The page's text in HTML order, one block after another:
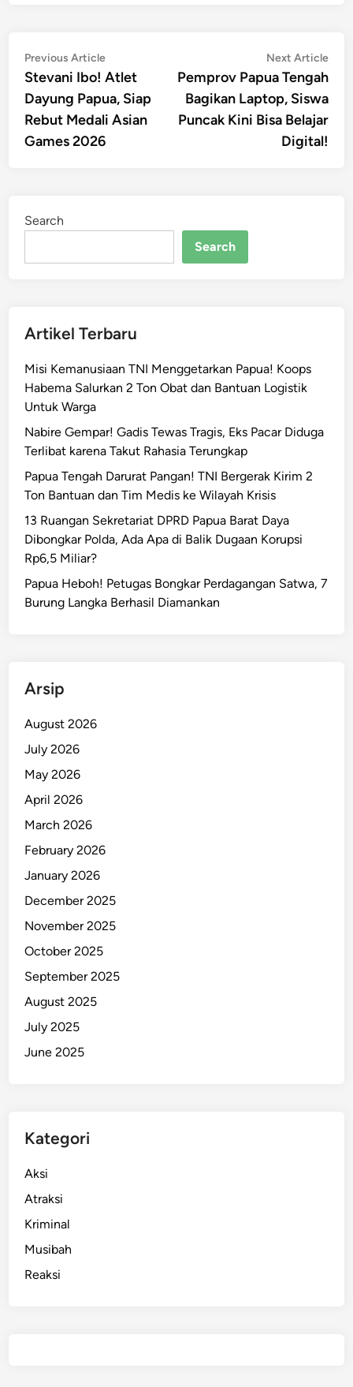
Post
navigation
Previous ArticlePrevious
article:
Stevani Ibo! Atlet
Dayung Papua, Siap
Rebut Medali Asian
Games 2026
Next Article
Pemprov Papua Tengah
Bagikan Laptop, Siswa
Puncak Kini Bisa Belajar
Digital!
Search
Search
Artikel Terbaru
Misi Kemanusiaan TNI Menggetarkan Papua! Koops
Habema Salurkan 2 Ton Obat dan Bantuan Logistik
Untuk Warga
Nabire Gempar! Gadis Tewas Tragis, Eks Pacar Diduga
Terlibat karena Takut Rahasia Terungkap
Papua Tengah Darurat Pangan! TNI Bergerak Kirim 2
Ton Bantuan dan Tim Medis ke Wilayah Krisis
13 Ruangan Sekretariat DPRD Papua Barat Daya
Dibongkar Polda, Ada Apa di Balik Dugaan Korupsi
Rp6,5 Miliar?
Papua Heboh! Petugas Bongkar Perdagangan Satwa, 7
Burung Langka Berhasil Diamankan
Arsip
August 2026
July 2026
May 2026
April 2026
March 2026
February 2026
January 2026
December 2025
November 2025
October 2025
September 2025
August 2025
July 2025
June 2025
Kategori
Aksi
Atraksi
Kriminal
Musibah
Reaksi